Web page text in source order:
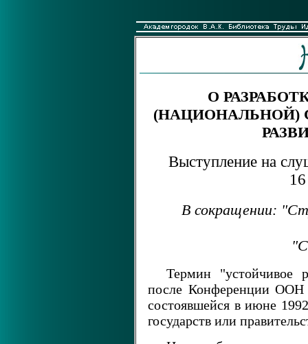
О
(НАЦИОНАЛЬНОЙ)
Выступление на
В сокращении:
Термин "устойчивое
после Конференции
состоявшейся в июне
государств или